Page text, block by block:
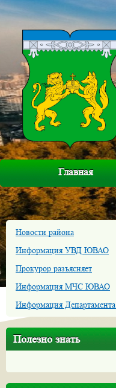
Главная
Новости района
Информация УВД ЮВАО
Прокурор разъясняет
Информация МЧС ЮВАО
Информация
Полезно знать